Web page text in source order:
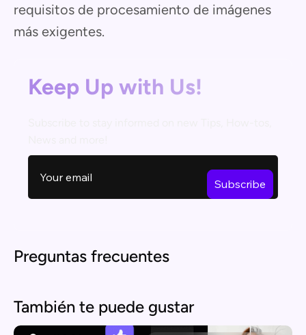
requisitos de procesamiento de imágenes
más exigentes.
Keep Up with Us!
Preguntas frecuentes
También te puede gustar